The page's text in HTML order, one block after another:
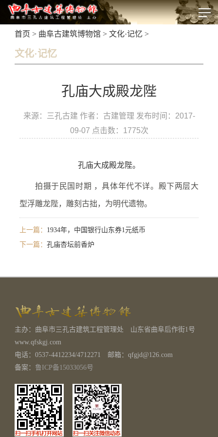
首页 > 曲阜古建筑博物馆 > 文化·记忆 >
文化·记忆
孔庙大成殿龙陛
来源：三孔古建 作者：古建管理 发布时间：2017-
09-07 点击数： 1775次
孔庙大成殿龙陛。
拍摄于民国时期 ，具体年代不详。殿下两层大
型浮雕龙陛，雕刻古拙，为明代遗物。
上一篇： 1934年，中国银行山东券1元纸币
下一篇： 孔庙杏坛前香炉
主办：曲阜市三孔古建筑工程管理处 山东省曲阜后作街1号
www.qfskgj.com
电话：0537-4412234/4712271 邮箱：qfgjd@126.com
备案： 鲁ICP备15033056号